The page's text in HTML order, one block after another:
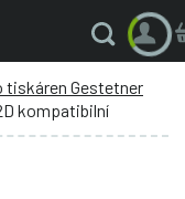
tiskáren Gestetner
kompatibilní